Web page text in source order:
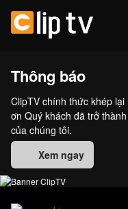
Thông báo
ClipTV chính thức khép
ơn Quý khách đã trở
của chúng tôi.
Xem ngay